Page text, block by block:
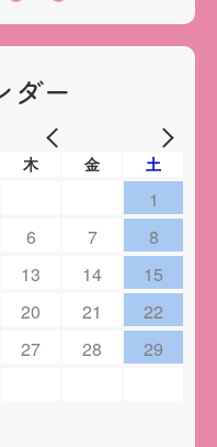
ダー
木 金 土
1
6 7
8
13 14
15
20 21
22
27 28
29